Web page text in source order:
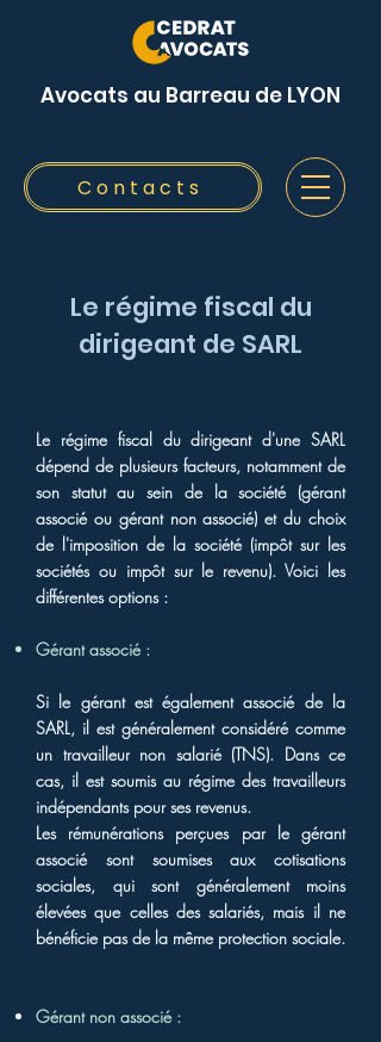
Contacts
Avocats au Barreau de LYON
Le régime fiscal du
dirigeant de SARL
Le régime fiscal du dirigeant d'une SARL
dépend de plusieurs facteurs, notamment de
son statut au sein de la société (gérant
associé ou gérant non associé) et du choix
de l'imposition de la société (impôt sur les
sociétés ou impôt sur le revenu). Voici les
différentes options :
Gérant associé :
Si le gérant est également associé de la
SARL, il est généralement considéré comme
un travailleur non salarié (TNS). Dans ce
cas, il est soumis au régime des travailleurs
indépendants pour ses revenus.
Les rémunérations perçues par le gérant
associé sont soumises aux cotisations
sociales, qui sont généralement moins
élevées que celles des salariés, mais il ne
bénéficie pas de la même protection sociale.
Gérant non associé :